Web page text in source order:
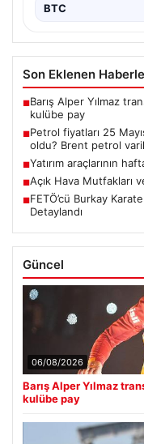
BTC
Son Eklenen
■Barış Alper Yılmaz
kulübe pay
■Petrol fiyatları 25
oldu? Brent petrol
■Yatırım araçlarının
■Açık Hava Mutfakları
■FETÖ’cü Burkay
Detaylandı
Güncel
06/08/2026
Barış Alper Yılmaz
kulübe pay